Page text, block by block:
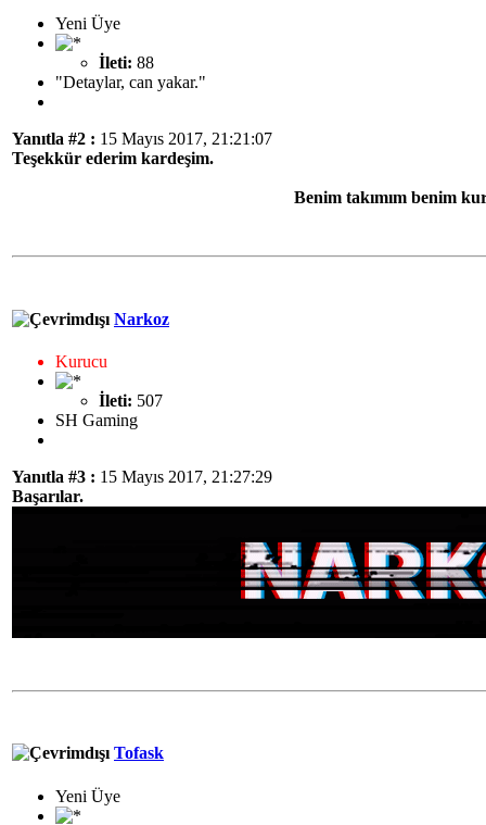
Yeni Üye
İleti: 88
"Detaylar, can yakar."
Yanıtla #2 : 15 Mayıs 2017, 21:21:07
Teşekkür ederim kardeşim.
Benim takımım benim
Narkoz
Kurucu
İleti: 507
SH Gaming
Yanıtla #3 : 15 Mayıs 2017, 21:27:29
Başarılar.
Tofask
Yeni Üye